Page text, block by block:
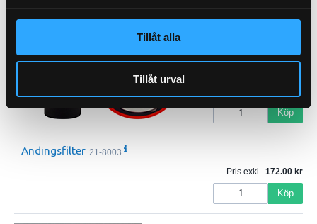
Tillåt alla
Tillåt urval
Avluftningsfilter med
Köp
Andingsfilter 21-8003
Pris exkl. 172.00
Köp